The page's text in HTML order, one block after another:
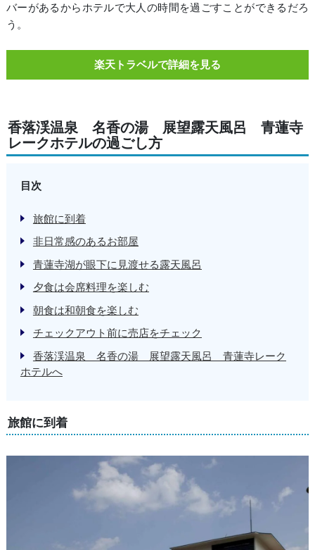
バーがあるからホテルで大人の時間を過ごすことができるだろ
う。
楽天トラベルで詳細を見る
香落渓温泉 名香の湯 展望露天風呂 青蓮寺
レークホテルの過ごし方
目次
旅館に到着
非日常感のあるお部屋
青蓮寺湖が眼下に見渡せる露天風呂
夕食は会席料理を楽しむ
朝食は和朝食を楽しむ
チェックアウト前に売店をチェック
香落渓温泉 名香の湯 展望露天風呂 青蓮寺レーク
ホテルへ
旅館に到着